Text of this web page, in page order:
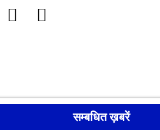
सम्बधित ख़बरें